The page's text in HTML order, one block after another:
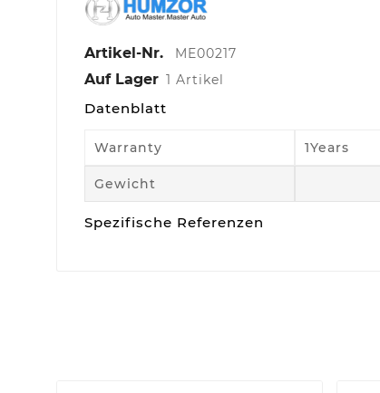
Artikel-Nr. ME00217
Auf Lager 1 Artikel
Datenblatt
Warranty 1Years
Gewicht
Spezifische Referenzen